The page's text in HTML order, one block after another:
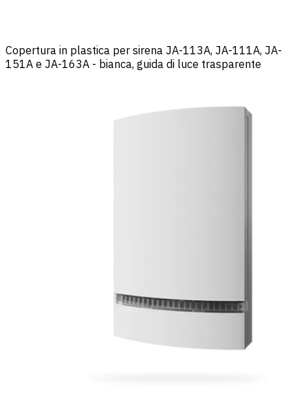
Copertura in plastica per sirena JA-113A, JA-111A, JA-
151A e JA-163A - bianca, guida di luce trasparente